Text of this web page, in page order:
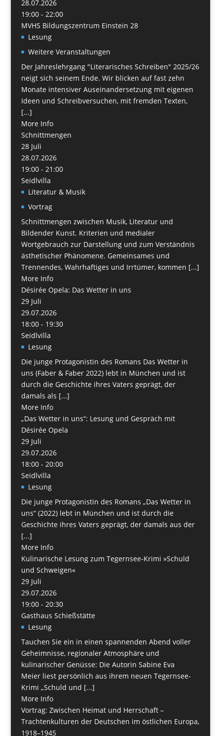
28.07.2026
19:00 - 22:00
MVHS Bildungszentrum Einstein 28
Lesung
Weitere Veranstaltungen
Der Jahreslehrgang "Literarisches Schreiben" 2025/26
neigt sich seinem Ende. Wir blicken auf fast zehn
Monate intensiver Auseinandersetzung mit eigenen
Ideen und Schreibversuchen, mit fremden Texten,
[...]
More Info
Schnittmengen
28 Juli
28.07.2026
19:00 - 21:00
Seidlvilla
Literatur & Musik
Vortrag
Schnittmengen zwischen Musik, Literatur und
Bildender Kunst. Kriterien und medialer
Wortgebrauch zur Darstellung und zum Verständnis
ästhetischer Phänomene. Gemeinsames und
Trennendes, Wahrhaftiges und Irrtümer, kommen [...]
More Info
Désirée Opela: Das Wetter in uns
29 Juli
29.07.2026
18:00 - 19:30
Seidlvilla
Lesung
Die junge Protagonistin des Romans Das Wetter in
uns (Faber & Faber 2022) lebt in München und ist
durch die Geschichte ihres Vaters geprägt, der
damals als [...]
More Info
„Das Wetter in uns“: Lesung und Gespräch mit
Désirée Opela
29 Juli
29.07.2026
18:00 - 20:00
Seidlvilla
Lesung
Die junge Protagonistin des Romans „Das Wetter in
uns“ (2022) lebt in München und ist durch die
Geschichte ihres Vaters geprägt, der damals aus der
[...]
More Info
Kulinarische Lesung zum Tegernsee-Krimi »Schuld
und Schweigen«
29 Juli
29.07.2026
19:00 - 20:30
Gasthaus Schießstätte
Lesung
Tauchen Sie ein in einen spannenden Abend voller
Geheimnisse, regionaler Atmosphäre und
kulinarischer Genüsse: Die Autorin Sabine Eva
Meier liest persönlich aus ihrem neuen Tegernsee-
Krimi „Schuld und [...]
More Info
Vortrag: Zwischen Heimat und Herrschaft –
Trachtenkulturen der Deutschen im östlichen Europa,
1918–1945